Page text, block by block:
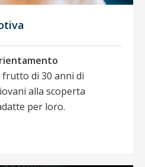
frutto di 30 anni di
alla scoperta
per loro.